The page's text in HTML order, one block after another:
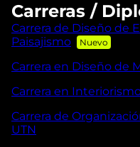
Carreras /
Carrera de Diseño de
Paisajismo
Carrera en Diseño de
Carrera en
Carrera de
UTN